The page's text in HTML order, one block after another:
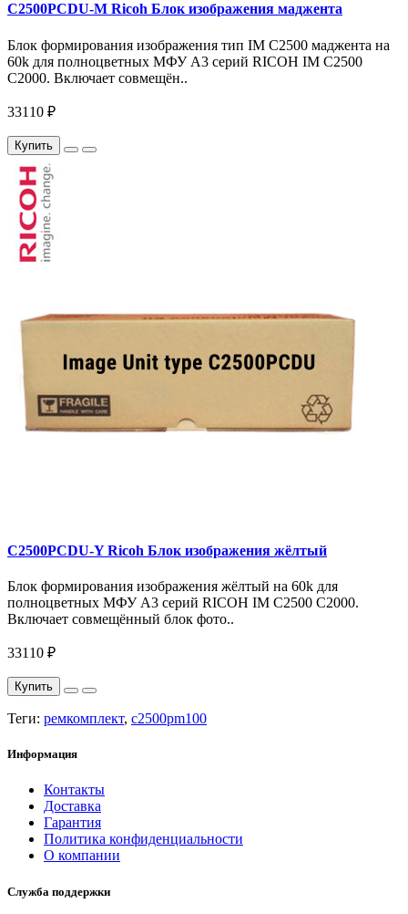
C2500PCDU-M Ricoh Блок изображения маджента
Блок формирования изображения тип IM C2500 маджента на
60k для полноцветных МФУ A3 серий RICOH IM C2500
C2000. Включает совмещён..
33110 ₽
Купить
C2500PCDU-Y Ricoh Блок изображения жёлтый
Блок формирования изображения жёлтый на 60k для
полноцветных МФУ A3 серий RICOH IM C2500 C2000.
Включает совмещённый блок фото..
33110 ₽
Купить
Теги: ремкомплект, c2500pm100
Информация
Контакты
Доставка
Гарантия
Политика конфиденциальности
О компании
Служба поддержки